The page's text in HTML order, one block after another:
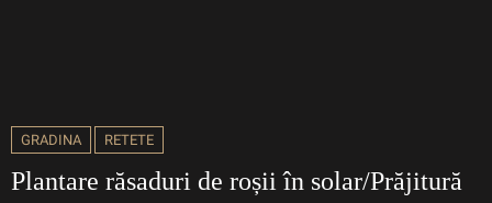
GRADINA RETETE
Plantare răsaduri de roșii în solar/Prăjitură